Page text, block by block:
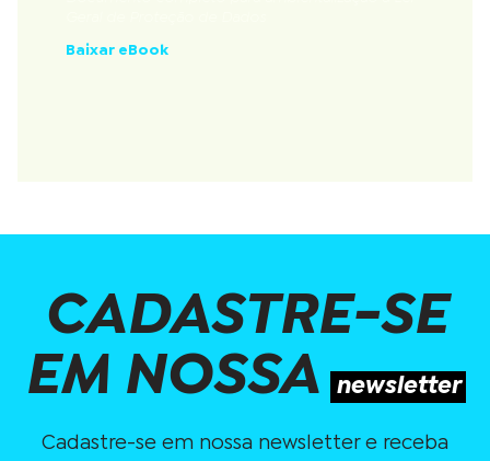
Baixar eBook
CADASTRE-SE
EM NOSSA newsletter
Cadastre-se em nossa newsletter e receba